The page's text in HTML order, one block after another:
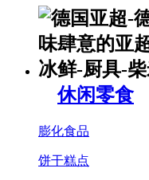
休闲零食
膨化食品
饼干糕点